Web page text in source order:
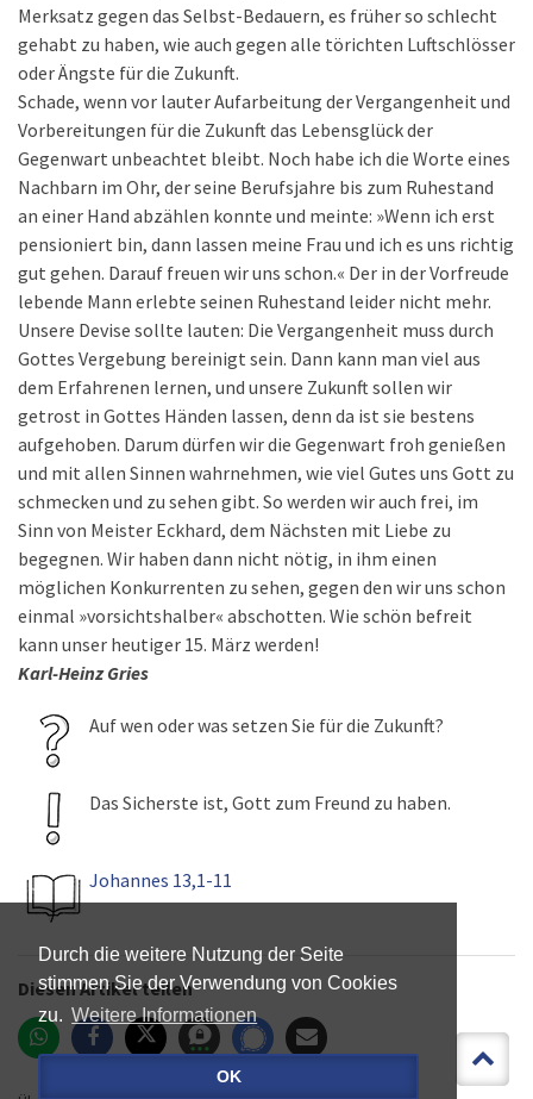
Durch die weitere Nutzung der Seite
stimmen Sie der Verwendung von Cookies
zu. Weitere Informationen
OK
Merksatz gegen das Selbst-Bedauern, es früher so schlecht
gehabt zu haben, wie auch gegen alle törichten Luftschlösser
oder Ängste für die Zukunft.
Schade, wenn vor lauter Aufarbeitung der Vergangenheit und
Vorbereitungen für die Zukunft das Lebensglück der
Gegenwart unbeachtet bleibt. Noch habe ich die Worte eines
Nachbarn im Ohr, der seine Berufsjahre bis zum Ruhestand
an einer Hand abzählen konnte und meinte: »Wenn ich erst
pensioniert bin, dann lassen meine Frau und ich es uns richtig
gut gehen. Darauf freuen wir uns schon.« Der in der Vorfreude
lebende Mann erlebte seinen Ruhestand leider nicht mehr.
Unsere Devise sollte lauten: Die Vergangenheit muss durch
Gottes Vergebung bereinigt sein. Dann kann man viel aus
dem Erfahrenen lernen, und unsere Zukunft sollen wir
getrost in Gottes Händen lassen, denn da ist sie bestens
aufgehoben. Darum dürfen wir die Gegenwart froh genießen
und mit allen Sinnen wahrnehmen, wie viel Gutes uns Gott zu
schmecken und zu sehen gibt. So werden wir auch frei, im
Sinn von Meister Eckhard, dem Nächsten mit Liebe zu
begegnen. Wir haben dann nicht nötig, in ihm einen
möglichen Konkurrenten zu sehen, gegen den wir uns schon
einmal »vorsichtshalber« abschotten. Wie schön befreit
kann unser heutiger 15. März werden!
Karl-Heinz Gries
Auf wen oder was setzen Sie für die Zukunft?
Das Sicherste ist, Gott zum Freund zu haben.
Johannes 13,1-11
Diesen Artikel teilen